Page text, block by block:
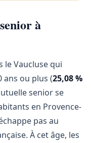
à
le Vaucluse qui
ans ou plus (25,08 %
senior se
en Provence-
pas au
À cet âge, les